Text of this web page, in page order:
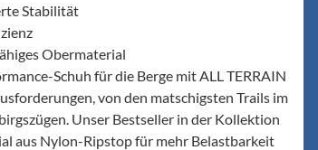
Stabilität
Obermaterial
Schuh für die Berge mit ALL TERRAIN
von den matschigsten Trails im
Unser Bestseller in der Kollektion
aus Nylon-Ripstop für mehr Belastbarkeit